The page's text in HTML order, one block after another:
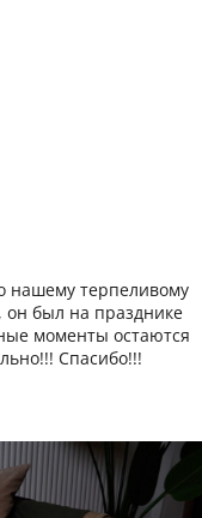
нашему терпеливому
он был на празднике
моменты остаются
Спасибо!!!